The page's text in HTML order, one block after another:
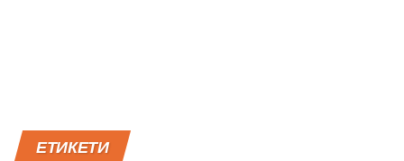
ЕТИКЕТИ